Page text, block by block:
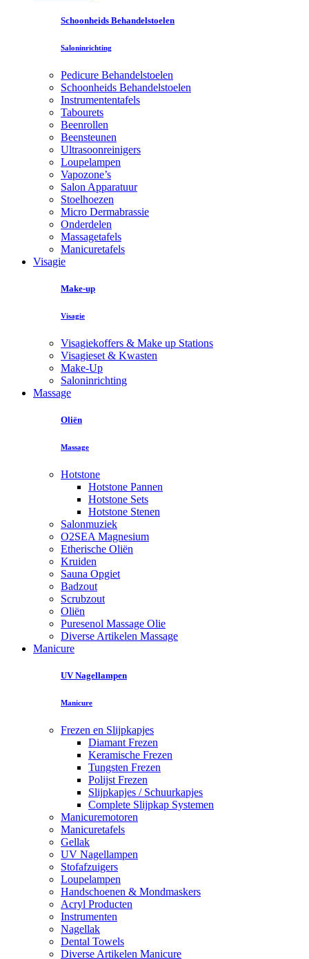
Schoonheids Behandelstoelen
Saloninrichting
Pedicure Behandelstoelen
Schoonheids Behandelstoelen
Instrumententafels
Tabourets
Beenrollen
Beensteunen
Ultrasoonreinigers
Loupelampen
Vapozone’s
Salon Apparatuur
Stoelhoezen
Micro Dermabrassie
Onderdelen
Massagetafels
Manicuretafels
Visagie
Make-up
Visagie
Visagiekoffers & Make up Stations
Visagieset & Kwasten
Make-Up
Saloninrichting
Massage
Oliën
Massage
Hotstone
Hotstone Pannen
Hotstone Sets
Hotstone Stenen
Salonmuziek
O2SEA Magnesium
Etherische Oliën
Kruiden
Sauna Opgiet
Badzout
Scrubzout
Oliën
Puresenol Massage Olie
Diverse Artikelen Massage
Manicure
UV Nagellampen
Manicure
Frezen en Slijpkapjes
Diamant Frezen
Keramische Frezen
Tungsten Frezen
Polijst Frezen
Slijpkapjes / Schuurkapjes
Complete Slijpkap Systemen
Manicuremotoren
Manicuretafels
Gellak
UV Nagellampen
Stofafzuigers
Loupelampen
Handschoenen & Mondmaskers
Acryl Producten
Instrumenten
Nagellak
Dental Towels
Diverse Artikelen Manicure